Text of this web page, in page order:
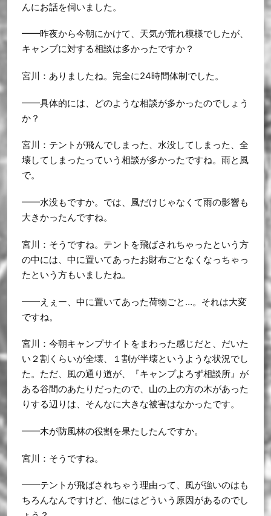
んにお話を伺いました。
━━昨夜から今朝にかけて、天気が荒れ模様でしたが、
キャンプに対する相談は多かったですか？
宮川：ありましたね。完全に24時間体制でした。
━━具体的には、どのような相談が多かったのでしょう
か？
宮川：テントが飛んでしまった、水没してしまった、全
壊してしまったっていう相談が多かったですね。雨と風
で。
━━水没もですか。では、風だけじゃなくて雨の影響も
大きかったんですね。
宮川：そうですね。テントを飛ばされちゃったという方
の中には、中に置いてあったお財布ごとなくなっちゃっ
たという方もいましたね。
━━えぇー、中に置いてあった荷物ごと…。それは大変
ですね。
宮川：今朝キャンプサイトをまわった感じだと、だいた
い２割くらいが全壊、１割が半壊というような状況でし
た。ただ、風の通り道が、『キャンプよろず相談所』が
ある谷間のあたりだったので、山の上の方の木があった
りする辺りは、そんなに大きな被害はなかったです。
━━木が防風林の役割を果たしたんですか。
宮川：そうですね。
━━テントが飛ばされちゃう理由って、風が強いのはも
ちろんなんですけど、他にはどういう原因があるのでし